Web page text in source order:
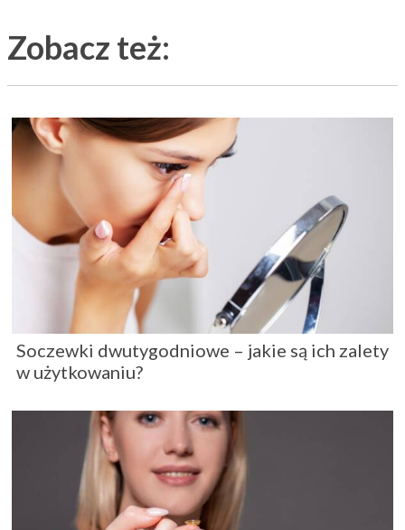
Zobacz też:
Soczewki dwutygodniowe – jakie są ich zalety
w użytkowaniu?